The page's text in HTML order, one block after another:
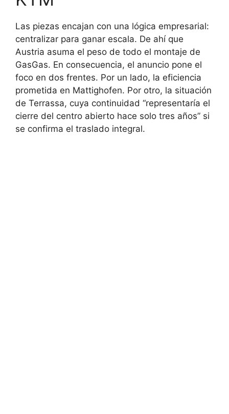
Las piezas encajan con una lógica empresarial:
centralizar para ganar escala. De ahí que
Austria asuma el peso de todo el montaje de
GasGas. En consecuencia, el anuncio pone el
foco en dos frentes. Por un lado, la eficiencia
prometida en Mattighofen. Por otro, la situación
de Terrassa, cuya continuidad “representaría el
cierre del centro abierto hace solo tres años” si
se confirma el traslado integral.